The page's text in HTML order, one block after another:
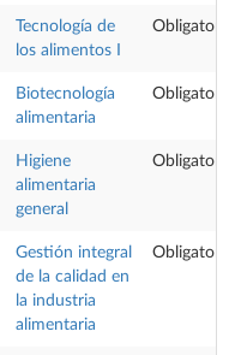
Tecnología de
los alimentos I
Obligatoria
Biotecnología
alimentaria
Obligatoria
Higiene
alimentaria
general
Obligatoria
Gestión integral
de la calidad en
la industria
alimentaria
Obligatoria